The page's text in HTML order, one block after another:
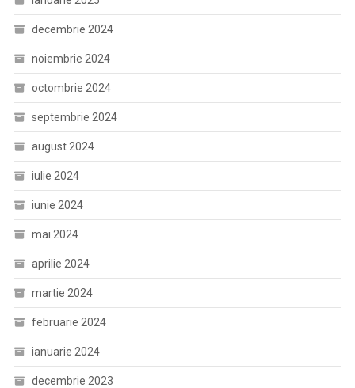
decembrie 2024
noiembrie 2024
octombrie 2024
septembrie 2024
august 2024
iulie 2024
iunie 2024
mai 2024
aprilie 2024
martie 2024
februarie 2024
ianuarie 2024
decembrie 2023